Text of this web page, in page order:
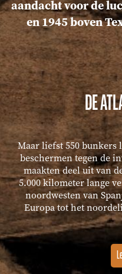
aandacht voor de
en 1945 boven
DE
Maar liefst 550 bunkers
beschermen tegen de
maakten deel uit van
5.000 kilometer lange
noordwesten van
Europa tot het